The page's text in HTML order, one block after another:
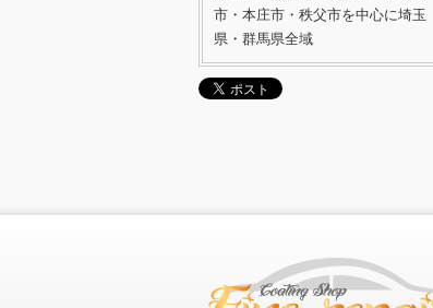
市・本庄市・秩父市を中心に埼玉
県・群馬県全域